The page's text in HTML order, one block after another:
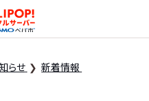
ロリポップ！レンタル
らせ 新着情報